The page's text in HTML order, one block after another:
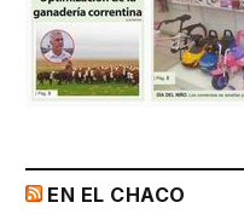
EN EL CHACO